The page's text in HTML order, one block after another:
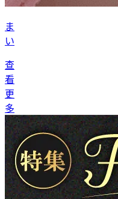
ま
い
查
看
更
多